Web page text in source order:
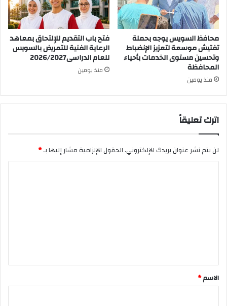
محافظ السويس يوجه بحملة
تفتيش موسعة لتعزيز الإنضباط
وتحسين مستوى الخدمات بأحياء
المحافظة
منذ يومين
فتح باب التقديم للإلتحاق بمعاهد
الرعاية الفنية للتمريض بالسويس
للعام الدراسى2026/2027
منذ يومين
اترك تعليقاً
لن يتم نشر عنوان بريدك الإلكتروني.الحقول الإلزامية مشار إليها بـ*
*
الاسم*